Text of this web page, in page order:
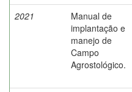
2021
Manual de
implantação e
manejo de
Campo
Agrostológico.